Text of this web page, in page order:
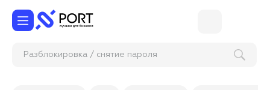
Разблокировка / снятие пароля